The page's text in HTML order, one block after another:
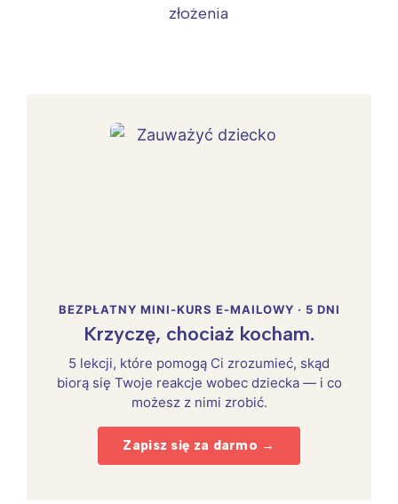
złożenia
BEZPŁATNY MINI-KURS E-MAILOWY · 5 DNI
Krzyczę, chociaż kocham.
5 lekcji, które pomogą Ci zrozumieć, skąd
biorą się Twoje reakcje wobec dziecka — i co
możesz z nimi zrobić.
Zapisz się za darmo →